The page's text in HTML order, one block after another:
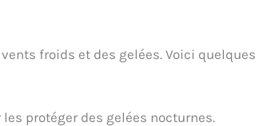
froids et des gelées. Voici quelques
protéger des gelées nocturnes.